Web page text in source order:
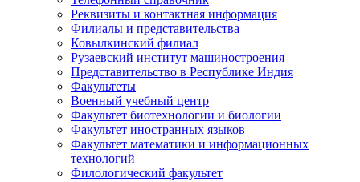
Реквизиты и контактная информация
Филиалы и представительства
Ковылкинский филиал
Рузаевский институт машиностроения
Представительство в Республике Индия
Факультеты
Военный учебный центр
Факультет биотехнологии и биологии
Факультет иностранных языков
Факультет математики и информационных
технологий
Филологический факультет